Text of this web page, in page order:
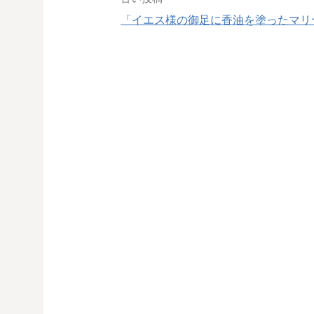
稿
「イエス様の御足に香油を塗ったマリ